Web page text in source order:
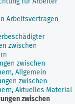
Arbeitsverträgen
zwischen
zwischen
Allgemein
zwischen
Aktuelles Material
zwischen